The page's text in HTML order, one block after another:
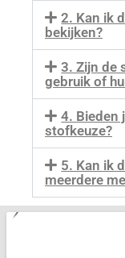
2. Kan ik
bekijken?
3. Zijn de
gebruik of
4. Bieden
stofkeuze?
5. Kan ik
meerdere